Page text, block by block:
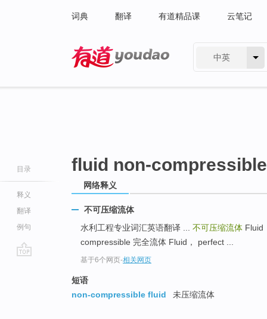
词典 翻译 有道精品课 云笔记
中英
目录
释义
翻译
例句
fluid non-compressible
网络释义
不可压缩流体
水利工程专业词汇英语翻译 ... 不可压缩流体 Fluid
compressible 完全流体 Fluid， perfect ...
基于6个网页-相关网页
短语
non-compressible fluid
未压缩流体